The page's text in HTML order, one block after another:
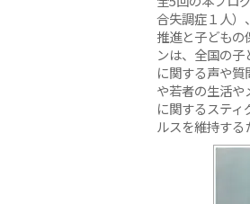
合失調症１人）
推進と子ども
ンは、全国の
に関する声や
や若者の生活
に関するステ
ルスを維持する